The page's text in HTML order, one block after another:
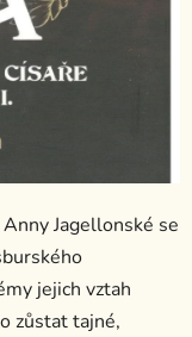
Jagellonské se
jejich vztah
zůstat tajné,